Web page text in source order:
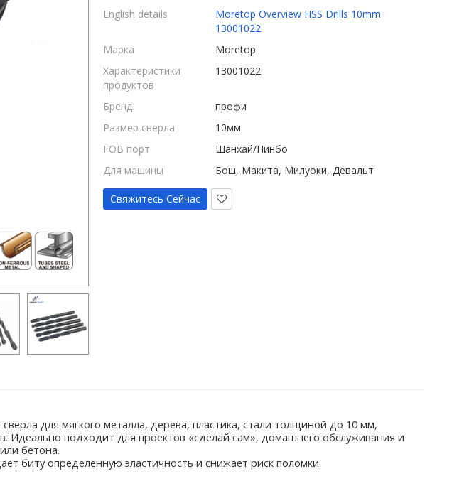
English details
Moretop Overview HSS Drills 10mm
13001022
Марка
Moretop
Характеристики
продуктов
13001022
Бренд
профи
Размер сверла
10мм
FOB порт
Шанхай/Нинбо
Для машины
Бош, Макита, Милуоки, Девальт
Свяжитесь Сейчас
для мягкого металла, дерева, пластика, стали толщиной до 10 мм,
Идеально подходит для проектов «сделай сам», домашнего обслуживания и
бетона.
биту определенную эластичность и снижает риск поломки.